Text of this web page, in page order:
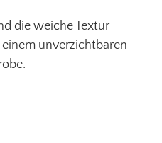
die weiche Textur
unverzichtbaren